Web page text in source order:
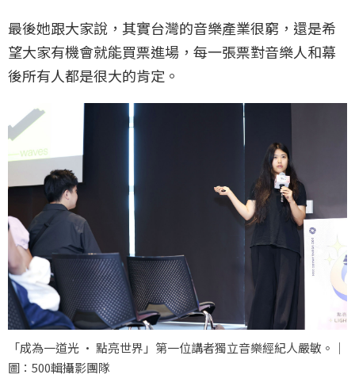
最後她跟大家說，其實台灣的音樂產業很窮，還是希
望大家有機會就能買票進場，每一張票對音樂人和幕
後所有人都是很大的肯定。
「成為一道光 · 點亮世界」第一位講者獨立音樂經紀人嚴敏。｜
圖：500輯攝影團隊